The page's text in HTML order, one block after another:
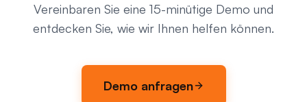
Vereinbaren Sie eine 15-minütige Demo und
entdecken Sie, wie wir Ihnen helfen können.
Demo anfragen